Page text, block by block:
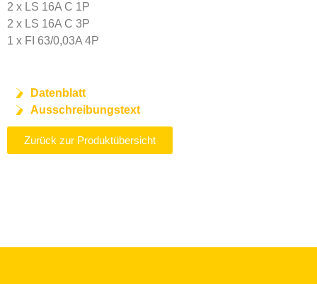
2 x LS 16A C 1P
2 x LS 16A C 3P
1 x FI 63/0,03A 4P
Datenblatt
Ausschreibungstext
Zurück zur Produktübersicht